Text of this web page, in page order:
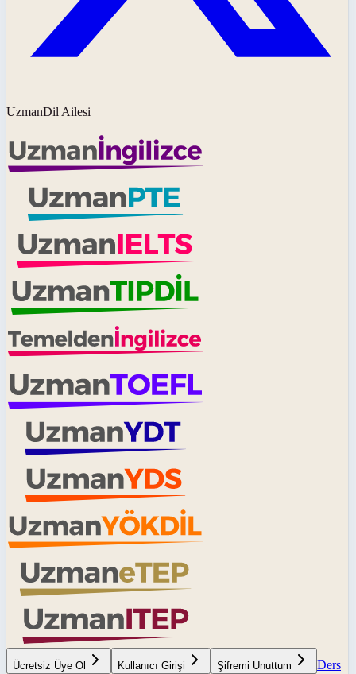
UzmanDil Ailesi
Ücretsiz Üye Ol Kullanıcı Girişi Şifremi Unuttum
Ders